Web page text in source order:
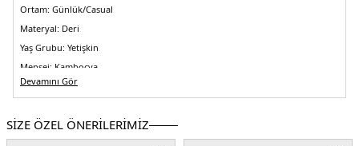
Ortam: Günlük/Casual
Materyal: Deri
Yaş Grubu: Yetişkin
Menşei: Kamboçya
Detaylar:5 kuş gözü
5DE2LV04F7122GR3H.07
Devamını Gör
SİZE ÖZEL ÖNERİLERİMİZ